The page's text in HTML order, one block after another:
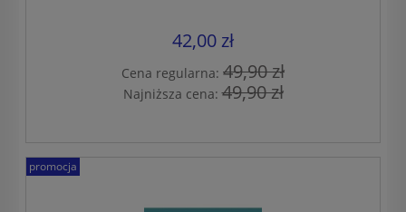
42,00 zł
Cena regularna: 49,90 zł
Najniższa cena:49,90 zł
promocja